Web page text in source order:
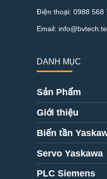
Điện thoại: 0988 568
Email:
DANH MỤC
Sản Phẩm
Giới thiệu
Biến tần
Servo Yaskawa
PLC Siemens